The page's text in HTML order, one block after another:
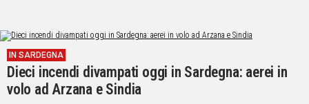
IN SARDEGNA
Dieci incendi divampati oggi in Sardegna: aerei in
volo ad Arzana e Sindia